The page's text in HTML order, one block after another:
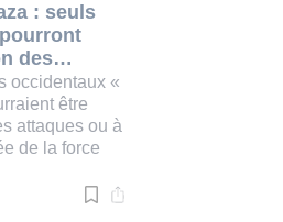
: seuls
des
occidentaux «
être
attaques ou à
de la force